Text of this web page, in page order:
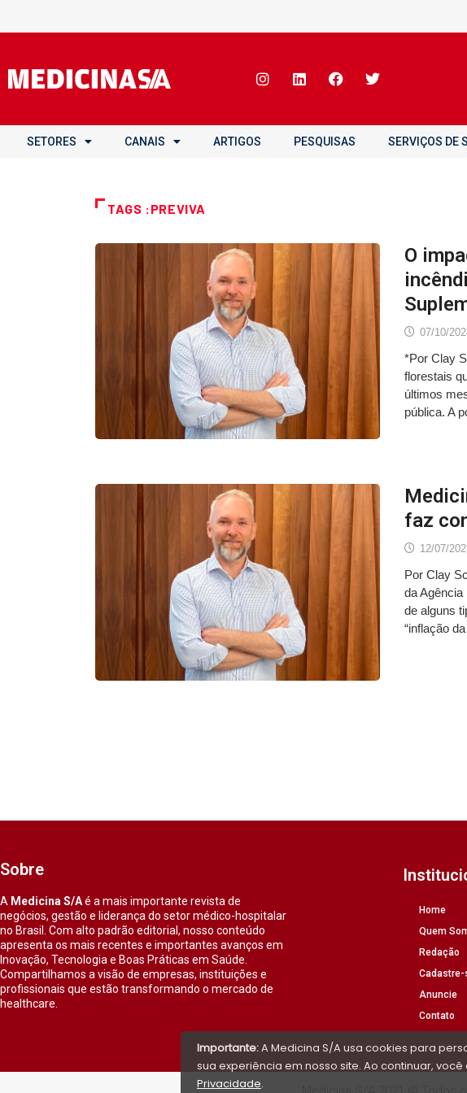
SETORES CANAIS ARTIGOS PESQUISAS SERVIÇOS DE
TAGS :PREVIVA
O
07/10/
*Por Clay
florestais
últimos
pública. A
faz
12/07/
Por Clay
da
de alguns
“inflação da
Sobre
A Medicina S/Aé a mais importante revista de
negócios, gestão e liderança do setor médico-hospitalar
no Brasil. Com alto padrão editorial, nosso conteúdo
apresenta os mais recentes e importantes avanços em
Inovação, Tecnologia e Boas Práticas em Saúde.
Compartilhamos a visão de empresas, instituições e
profissionais que estão transformando o mercado de
healthcare.
Home
Quem
Redação
Cadastre-
Anuncie
Contato
Importante:A Medicina S/A usa cookies para
sua experiência em nosso site. Ao continuar,
Privacidade.